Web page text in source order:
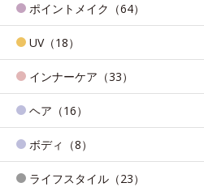
ポイントメイク（64）
UV（18）
インナーケア（33）
ヘア（16）
ボディ（8）
ライフスタイル（23）